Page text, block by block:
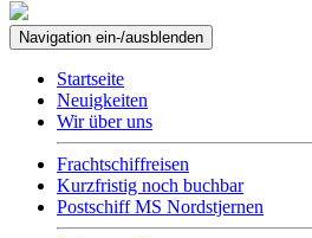
Navigation ein-/ausblenden
Startseite
Neuigkeiten
Wir über uns
Frachtschiffreisen
Kurzfristig noch buchbar
Postschiff MS Nordstjernen